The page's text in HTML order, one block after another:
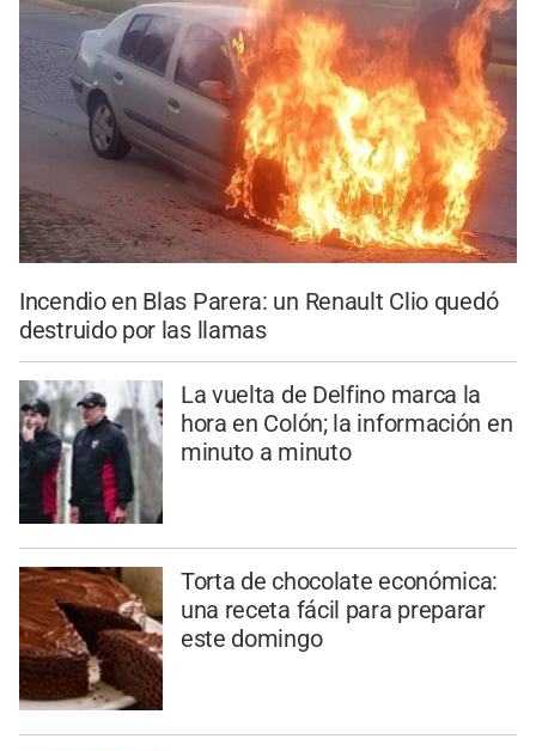
Incendio en Blas Parera: un Renault Clio quedó
destruido por las llamas
La vuelta de Delfino marca la
hora en Colón; la información en
minuto a minuto
Torta de chocolate económica:
una receta fácil para preparar
este domingo